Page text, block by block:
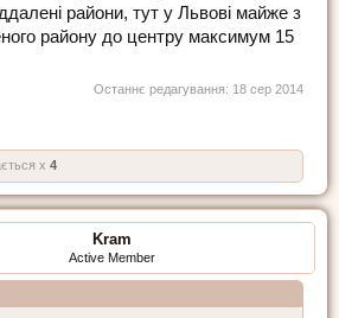
райони, тут у Львові майже з
району до центру максимум 15
Останнє редагування: 18 сер 2014
x 4
Kram
Active Member